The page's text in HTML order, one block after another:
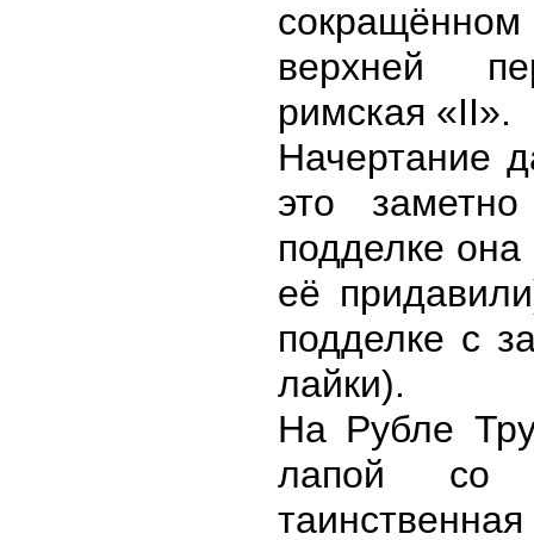
верхней
римская «II».
Начертание
это
подделке
её
подделке с
лайки).
На Рубле
лапой со